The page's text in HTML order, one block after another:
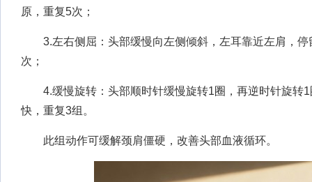
原，重复5次；
3.左右侧屈：头部缓慢向左侧倾斜，左耳靠近左肩，停
次；
4.缓慢旋转：头部顺时针缓慢旋转1圈，再逆时针旋转1
快，重复3组。
此组动作可缓解颈肩僵硬，改善头部血液循环。